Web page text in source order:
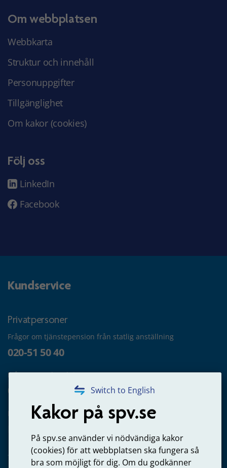
Switch to English
Kakor på spv.se
På spv.se använder vi nödvändiga kakor
(cookies) för att webbplatsen ska fungera så
bra som möjligt för dig. Om du godkänner
Om webbplatsen
Webbkarta
Struktur och innehåll
Personuppgifter
Tillgänglighet
Om kakor (cookies)
Följ oss
LinkedIn
Facebook
Kundservice
Privatpersoner
Frågor om tjänstepension från statlig anställning
020-51 50 40
Frågor om utbetalning
020-65 00 65
Kontakta oss